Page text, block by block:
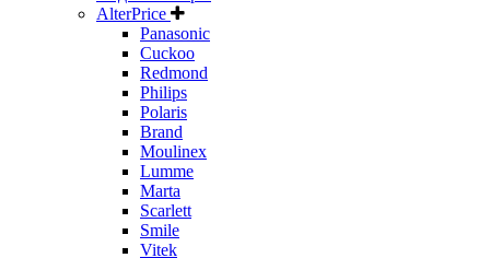
AlterPrice
Panasonic
Cuckoo
Redmond
Philips
Polaris
Brand
Moulinex
Lumme
Marta
Scarlett
Smile
Vitek